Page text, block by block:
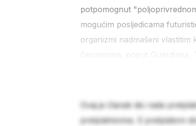
potpomognut
mogućim posljedicama
organizmi nadmašeni vlastitim
Ovaj je članak dio naše
pretplatnicima. S pretplatom